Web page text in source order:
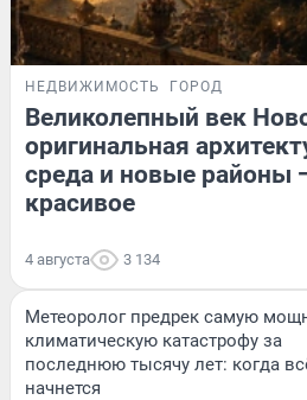
НЕДВИЖИМОСТЬ ГОРОД
Великолепный век
оригинальная
среда и новые районы
красивое
4 августа 3 134
Метеоролог предрек самую
климатическую катастрофу за
последнюю тысячу лет: когда
начнется